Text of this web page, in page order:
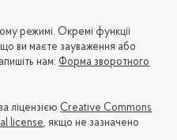
режимі. Окремі функції
ви маєте зауваження або
нам: Форма зворотного
ліцензією Creative Commons
license, якщо не зазначено